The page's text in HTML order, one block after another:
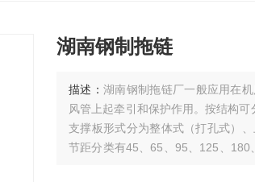
湖南钢制拖链
描述：湖南钢制拖链厂一般应用在
风管上起牵引和保护作用。按结构
支撑板形式分为整体式（打孔式）
节距分类有45、65、95、125、180